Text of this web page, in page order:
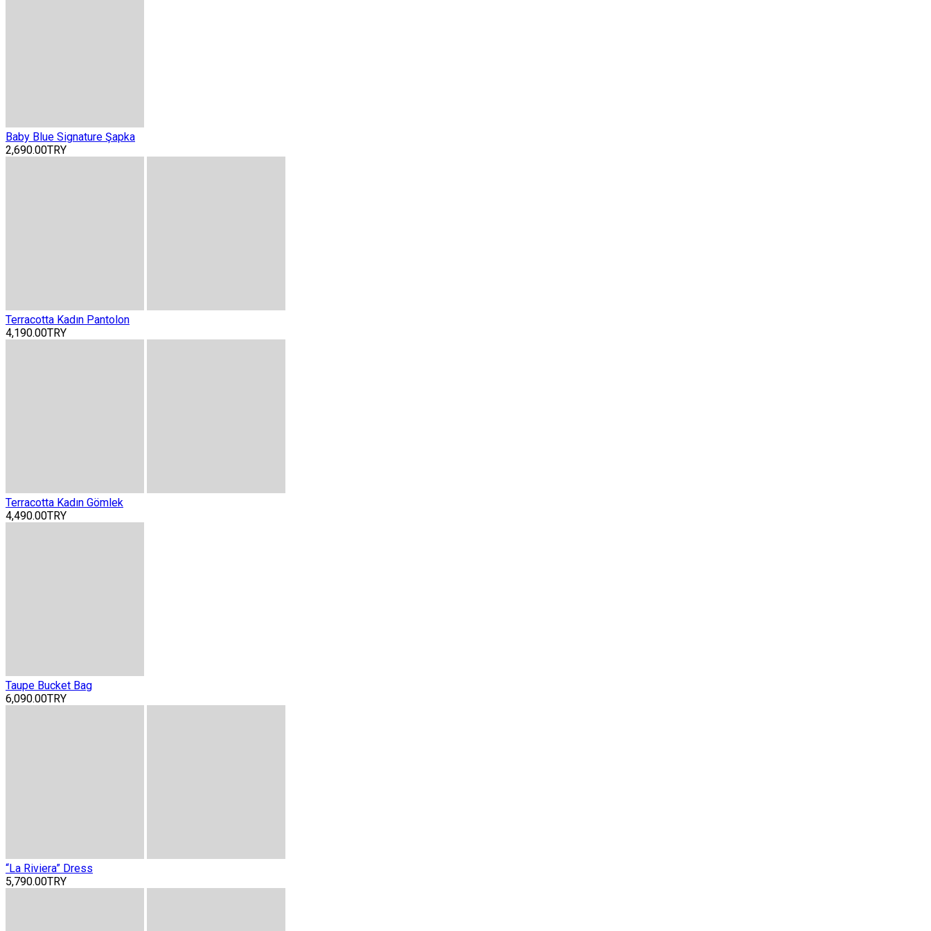
Baby Blue Signature Şapka
2,690.00TRY
Terracotta Kadın Pantolon
4,190.00TRY
Terracotta Kadın Gömlek
4,490.00TRY
Taupe Bucket Bag
6,090.00TRY
“La Riviera” Dress
5,790.00TRY